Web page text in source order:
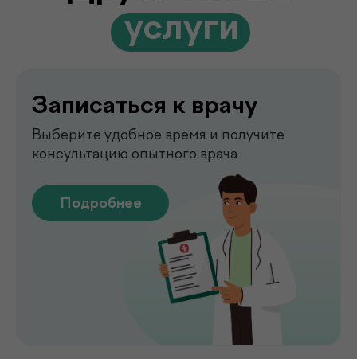
Точные лабораторные анализы с быстрым
на дом
Забор анализов на дому удобно,
быстро и без посещения клиники
Подробнее